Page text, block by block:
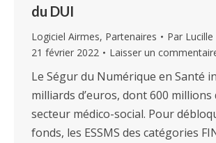
du DUI
Logiciel Airmes, Partenaires Par
21 février 2022
Laisser un
Le Ségur du Numérique en Santé
milliards d’euros, dont 600 millions
secteur médico-social. Pour
fonds, les ESSMS des catégories